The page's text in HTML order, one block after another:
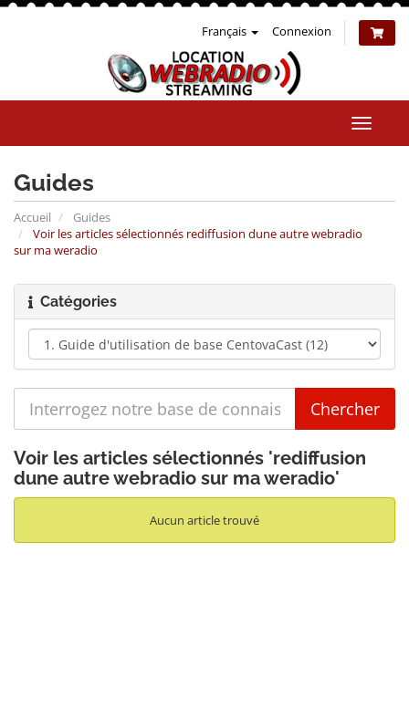
Français Connexion
la
Guides
Accueil
Guides
Voir les articles sélectionnés rediffusion dune autre webradio
sur ma weradio
Catégories
Voir les articles sélectionnés 'rediffusion
dune autre webradio sur ma weradio'
Aucun article trouvé